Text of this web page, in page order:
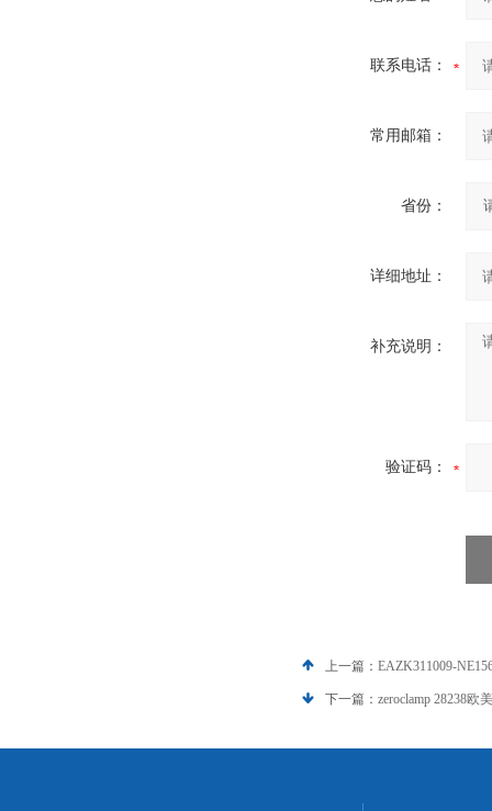
联系电话：
常用邮箱：
省份：
详细地址：
补充说明：
验证码：
上一篇： EAZK311009-
下一篇： zeroclamp 28238欧